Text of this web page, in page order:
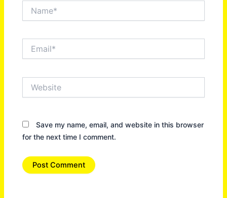
Save my name, email, and website in this browser
for the next time I comment.